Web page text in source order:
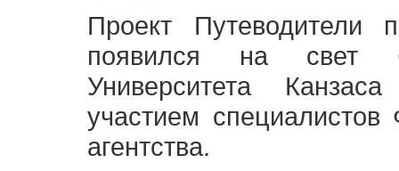
Проект Путеводители
появился на свет
Университета
участием специалистов
агентства.